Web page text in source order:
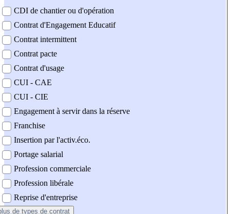
CDI de chantier ou d'opération
Contrat d'Engagement Educatif
Contrat intermittent
Contrat pacte
Contrat d'usage
CUI - CAE
CUI - CIE
Engagement à servir dans la réserve
Franchise
Insertion par l'activ.éco.
Portage salarial
Profession commerciale
Profession libérale
Reprise d'entreprise
de types de contrat